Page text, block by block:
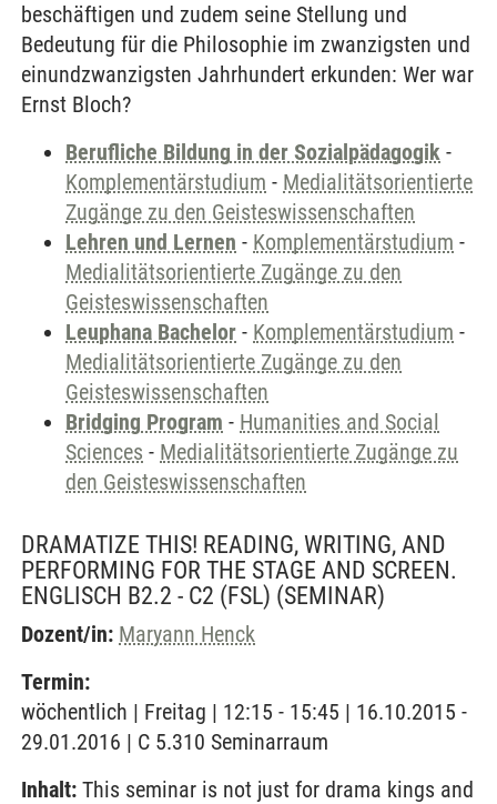
beschäftigen und zudem seine Stellung und
Bedeutung für die Philosophie im zwanzigsten und
einundzwanzigsten Jahrhundert erkunden: Wer war
Ernst Bloch?
Berufliche Bildung in der Sozialpädagogik -
Komplementärstudium - Medialitätsorientierte
Zugänge zu den Geisteswissenschaften
Lehren und Lernen - Komplementärstudium -
Medialitätsorientierte Zugänge zu den
Geisteswissenschaften
Leuphana Bachelor - Komplementärstudium -
Medialitätsorientierte Zugänge zu den
Geisteswissenschaften
Bridging Program - Humanities and Social
Sciences - Medialitätsorientierte Zugänge zu
den Geisteswissenschaften
DRAMATIZE THIS! READING, WRITING, AND
PERFORMING FOR THE STAGE AND SCREEN.
ENGLISCH B2.2 - C2 (FSL) (SEMINAR)
Dozent/in: Maryann Henck
Termin:
wöchentlich | Freitag | 12:15 - 15:45 | 16.10.2015 -
29.01.2016 | C 5.310 Seminarraum
Inhalt: This seminar is not just for drama kings and